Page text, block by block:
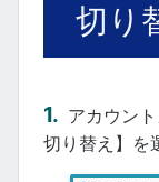
切り
アカウン
切り替え】を